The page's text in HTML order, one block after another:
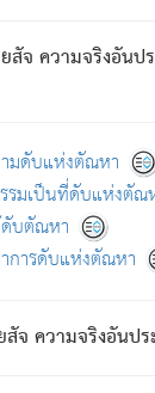
สัจ ความจริงอันป
มดับแห่งตัณหา
รมเป็นที่ดับแห่งตัณ
บตัณหา
การดับแห่งตัณหา
จ ความจริงอันปร
มารได้แล้ว ชนะส
เป็นผู้คงที่ (คือไม่
.
ธอุทานที่ทรงเปล่ง
ได้ 7 วัน)